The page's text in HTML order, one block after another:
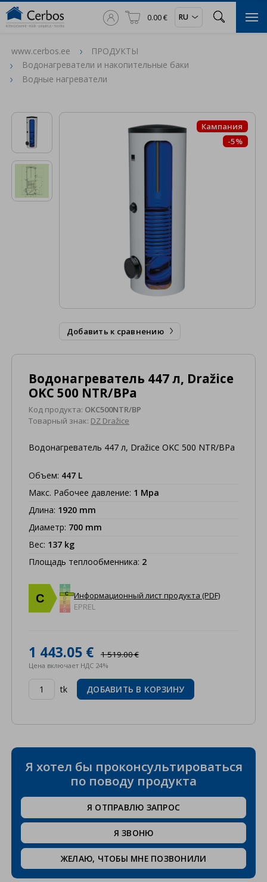
  0.00 € RU  
www.cerbos.ee
ПРОДУКТЫ
Водонагреватели и накопительные баки
Водные нагреватели
Кампания
-5%
Добавить к сравнению 
Водонагреватель 447 л, Dražice
OKC 500 NTR/BPa
Код продукта: OKC500NTR/BP
Товарный знак: DZ Dražice
Водонагреватель 447 л, Dražice OKC 500 NTR/BPa
Объем: 447 L
Макс. Рабочее давление: 1 Mpa
Длина: 1920 mm
Диаметр: 700 mm
Вес: 137 kg
Площадь теплообменника: 2
C
A
B
C
D
E
F
G
Информационный лист продукта (PDF)
EPREL
1 443.05 € 1 519.00 €
Цена включает НДС 24%
tk ДОБАВИТЬ В КОРЗИНУ
Я хотел бы проконсультироваться
по поводу продукта
Я ОТПРАВЛЮ ЗАПРОС
Я ЗВОНЮ
ЖЕЛАЮ, ЧТОБЫ МНЕ ПОЗВОНИЛИ